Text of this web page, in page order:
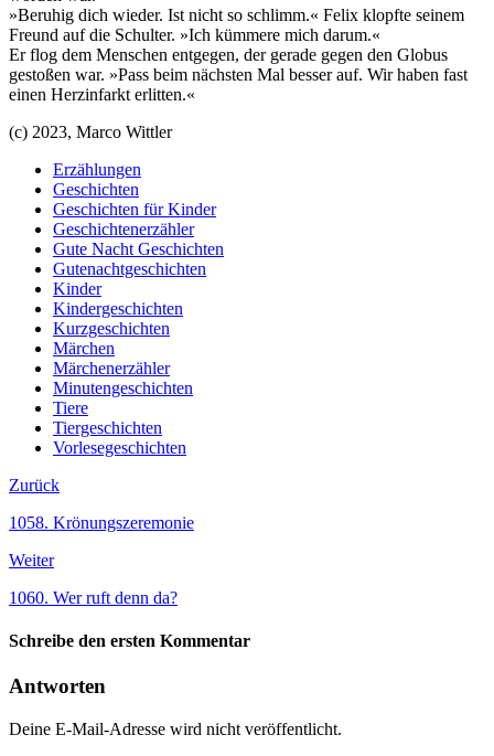
»Beruhig dich wieder. Ist nicht so schlimm.« Felix klopfte seinem
Freund auf die Schulter. »Ich kümmere mich darum.«
Er flog dem Menschen entgegen, der gerade gegen den Globus
gestoßen war. »Pass beim nächsten Mal besser auf. Wir haben fast
einen Herzinfarkt erlitten.«
(c) 2023, Marco Wittler
Erzählungen
Geschichten
Geschichten für Kinder
Geschichtenerzähler
Gute Nacht Geschichten
Gutenachtgeschichten
Kinder
Kindergeschichten
Kurzgeschichten
Märchen
Märchenerzähler
Minutengeschichten
Tiere
Tiergeschichten
Vorlesegeschichten
Zurück
1058. Krönungszeremonie
Weiter
1060. Wer ruft denn da?
Schreibe den ersten Kommentar
Antworten
Deine E-Mail-Adresse wird nicht veröffentlicht.